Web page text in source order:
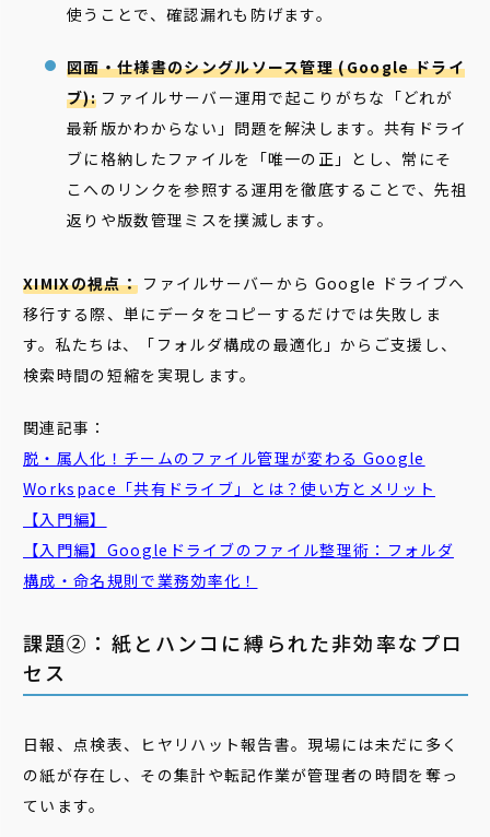
使うことで、確認漏れも防げます。
図面・仕様書のシングルソース管理 (Google ドライ
ブ):ファイルサーバー運用で起こりがちな「どれが
最新版かわからない」問題を解決します。共有ドライ
ブに格納したファイルを「唯一の正」とし、常にそ
こへのリンクを参照する運用を徹底することで、先祖
返りや版数管理ミスを撲滅します。
XIMIXの視点：ファイルサーバーから Google ドライブへ
移行する際、単にデータをコピーするだけでは失敗しま
す。私たちは、「フォルダ構成の最適化」からご支援し、
検索時間の短縮を実現します。
関連記事：
脱・属人化！チームのファイル管理が変わる Google
Workspace「共有ドライブ」とは？使い方とメリット
【入門編】
【入門編】Googleドライブのファイル整理術：フォルダ
構成・命名規則で業務効率化！
課題②：紙とハンコに縛られた非効率なプロ
セス
日報、点検表、ヒヤリハット報告書。現場には未だに多く
の紙が存在し、その集計や転記作業が管理者の時間を奪っ
ています。